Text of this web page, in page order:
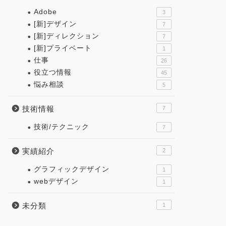
Adobe 3
[新]デザイン 7
[新]ディレクション 7
[新]プライベート 1
仕事 26
役立つ情報 45
悩み相談 5
技術情報 7
技術/テクニック 7
実績紹介 2
グラフィックデザイン 1
webデザイン 1
未分類 1